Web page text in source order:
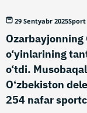
29 Sentyabr 2025Sport
o‘yinlarining
o‘tdi.
O‘zbekiston
254 nafar